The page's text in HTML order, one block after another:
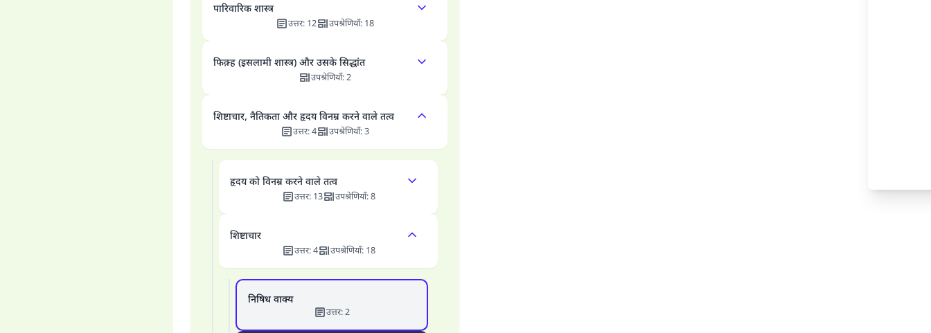
पारिवारिक शास्त्र
उत्तर: 12 उपश्रेणियाँ: 18
फिक़्ह (इसलामी शास्त्र) और उसके सिद्धांत
उपश्रेणियाँ:2
शिष्टाचार, नैतिकता और हृदय विनम्र करने वाले तत्व
उत्तर:4 उपश्रेणियाँ:3
हृदय को विनम्र करने वाले तत्व
उत्तर: 13 उपश्रेणियाँ: 8
शिष्टाचार
उत्तर:4 उपश्रेणियाँ: 18
निषिध वाक्य
उत्तर:2